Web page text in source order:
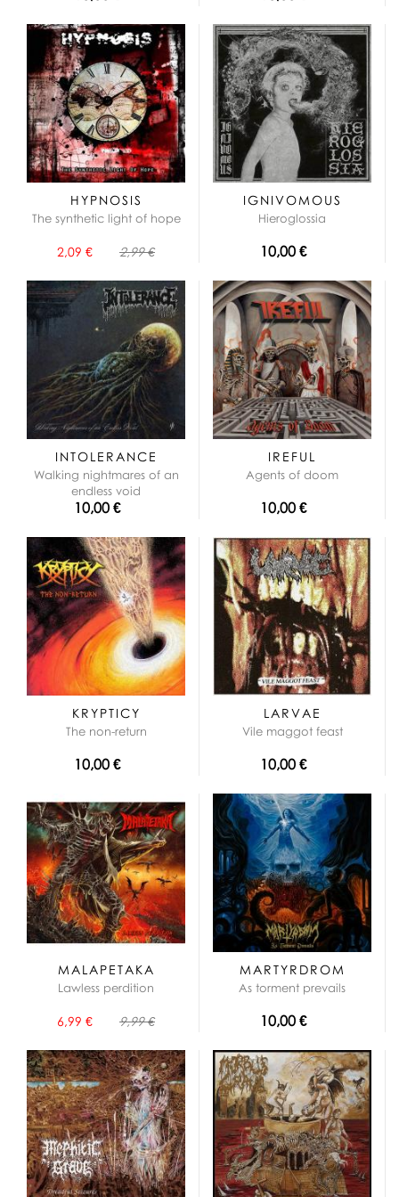
HYPNOSIS
The synthetic light of hope
2,09 € 2,99 €
IGNIVOMOUS
Hieroglossia
10,00 €
INTOLERANCE
Walking nightmares of an
endless void
10,00 €
IREFUL
Agents of doom
10,00 €
KRYPTICY
The non-return
10,00 €
LARVAE
Vile maggot feast
10,00 €
MALAPETAKA
Lawless perdition
6,99 € 9,99 €
MARTYRDROM
As torment prevails
10,00 €